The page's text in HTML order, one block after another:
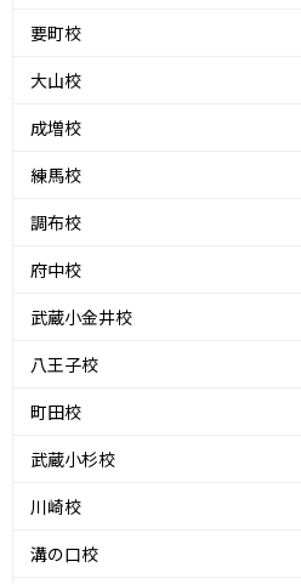
要町校
大山校
成増校
練馬校
調布校
府中校
武蔵小金井校
八王子校
町田校
武蔵小杉校
川崎校
溝の口校